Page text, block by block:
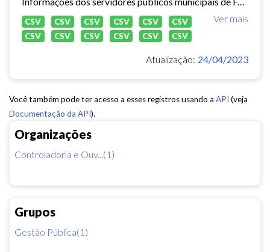
Organizações
Controladoria e Ouv...(1)
Grupos
Gestão Pública(1)
Ver mais
CSV CSV CSV CSV CSV
CSV
CSV
CSV CSV CSV CSV CSV
Atualização: 24/04/2023
Você também pode ter acesso a esses registros usando a API (veja
Documentação da API).